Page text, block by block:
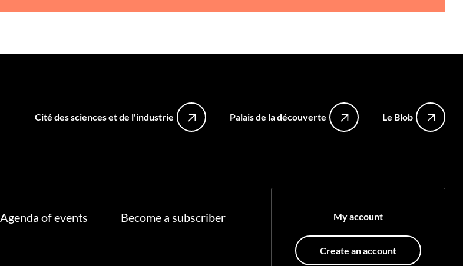
Cité des sciences et de l'industrie Palais de la découverte Le Blob
My account
Create an account
Agenda of events Become a subscriber